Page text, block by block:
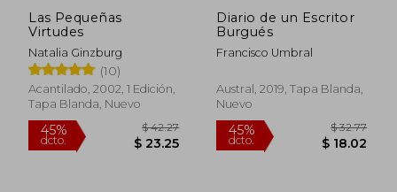
Las Pequeñas
Virtudes
Natalia Ginzburg
(10)
Acantilado, 2002, 1 Edición,
Tapa Blanda, Nuevo
Diario de un Escritor
Burgués
Francisco Umbral
Austral, 2019, Tapa Blanda,
Nuevo